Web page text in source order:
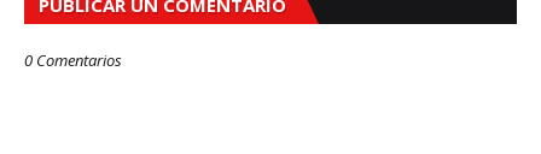
PUBLICAR UN COMENTARIO
0 Comentarios